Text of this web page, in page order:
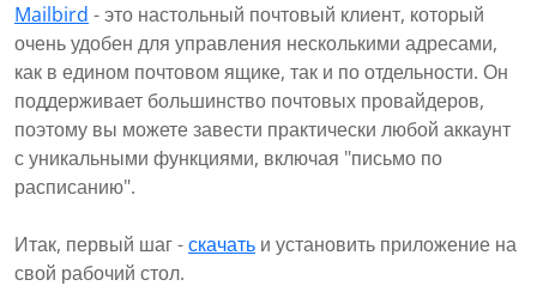
Mailbird - это настольный почтовый клиент, который
очень удобен для управления несколькими адресами,
как в едином почтовом ящике, так и по отдельности. Он
поддерживает большинство почтовых провайдеров,
поэтому вы можете завести практически любой аккаунт
с уникальными функциями, включая "письмо по
расписанию".
Итак, первый шаг -скачать и установить приложение на
свой рабочий стол.